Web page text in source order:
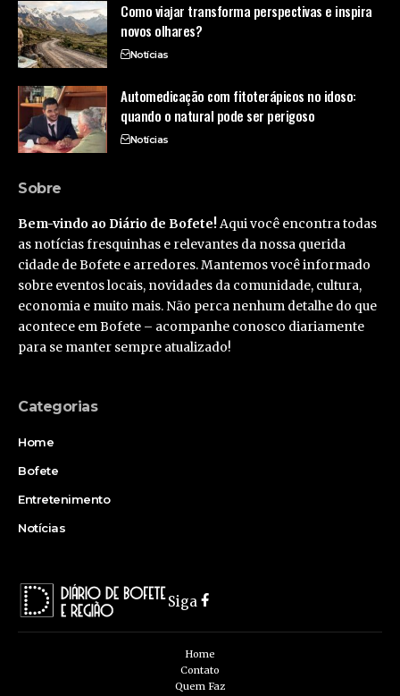
Como viajar transforma perspectivas e inspira
novos olhares?
Notícias
Automedicação com fitoterápicos no idoso:
quando o natural pode ser perigoso
Notícias
Sobre
Bem-vindo ao Diário de Bofete!Aqui você encontra todas
as notícias fresquinhas e relevantes da nossa querida
cidade de Bofete e arredores. Mantemos você informado
sobre eventos locais, novidades da comunidade, cultura,
economia e muito mais. Não perca nenhum detalhe do que
acontece em Bofete – acompanhe conosco diariamente
para se manter sempre atualizado!
Categorias
Home
Bofete
Entretenimento
Notícias
Siga
Home
Contato
Quem Faz